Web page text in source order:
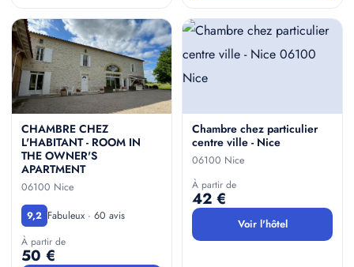
CHAMBRE CHEZ
L'HABITANT - ROOM IN
THE OWNER'S
APARTMENT
06100 Nice
9,2 Fabuleux · 60 avis
À partir de
50 €
Chambre chez particulier
centre ville - Nice
06100 Nice
À partir de
42 €
Voir l'hôtel